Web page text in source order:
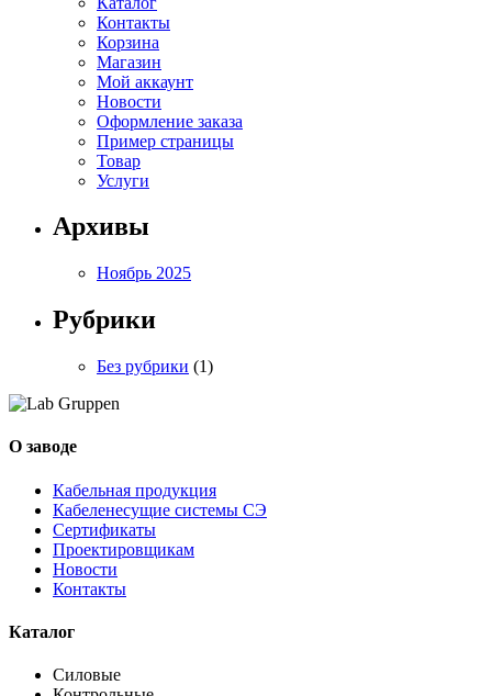
Контакты
Корзина
Магазин
Мой аккаунт
Новости
Оформление заказа
Пример страницы
Товар
Услуги
Архивы
Ноябрь 2025
Рубрики
Без рубрики (1)
О заводе
Кабельная продукция
Кабеленесущие системы СЭ
Сертификаты
Проектировщикам
Новости
Контакты
Каталог
Силовые